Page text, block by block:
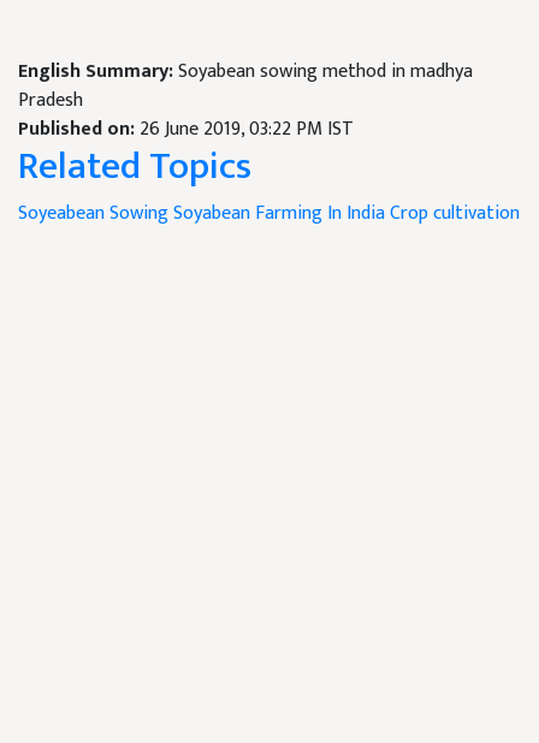
English Summary:Soyabean sowing method in madhya
Pradesh
Published on:26 June 2019, 03:22 PM IST
Related Topics
Soyeabean SowingSoyabean Farming In IndiaCrop cultivation